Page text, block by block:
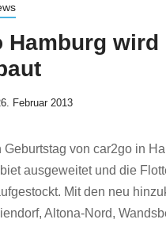
Hamburg wird
Februar 2013
Geburtstag von car2go in
ausgeweitet und die
Mit den neu
Altona-Nord,